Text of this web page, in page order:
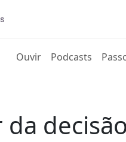
Ouvir(current)
Podcasts
da